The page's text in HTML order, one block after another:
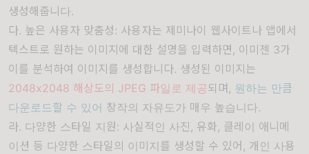
생성해줍니다.
다. 높은 사용자 맞춤성: 사용자는 제미나이 웹사이트나 앱에서
텍스트로 원하는 이미지에 대한 설명을 입력하면, 이미젠 3가
이를 분석하여 이미지를 생성합니다. 생성된 이미지는
2048x2048 해상도의 JPEG 파일로 제공되며, 원하는 만큼
다운로드할 수 있어 창작의 자유도가 매우 높습니다.
라. 다양한 스타일 지원: 사실적인 사진, 유화, 클레이 애니메
이션 등 다양한 스타일의 이미지를 생성할 수 있어, 개인 사용